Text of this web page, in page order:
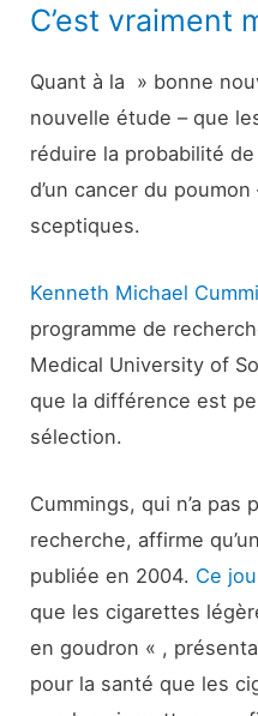
C’est vraiment
Quant à la » bonne
nouvelle étude – que
réduire la probabilité
d’un cancer du
sceptiques.
Kenneth Michael
programme de
Medical University of
que la différence est
sélection.
Cummings, qui n’a pas
recherche, affirme
publiée en 2004. Ce
que les cigarettes
en goudron « ,
pour la santé que les